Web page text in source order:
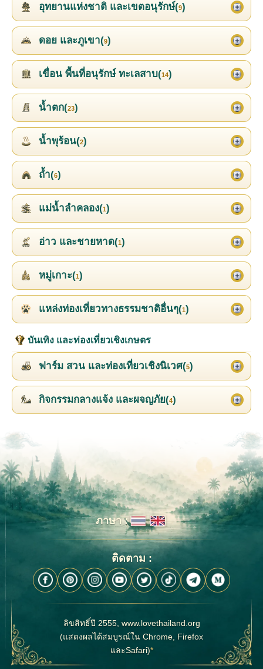
อุทยานแห่งชาติ และเขตอนุรักษ์(9)
ดอย และภูเขา(9)
เขื่อน พื้นที่อนุรักษ์ ทะเลสาบ(14)
น้ำตก(23)
น้ำพุร้อน(2)
ถ้ำ(6)
แม่น้ำลำคลอง(1)
อ่าว และชายหาด(1)
หมู่เกาะ(1)
แหล่งท่องเที่ยวทางธรรมชาติอื่นๆ(1)
บันเทิง และท่องเที่ยวเชิงเกษตร
ฟาร์ม สวน และท่องเที่ยวเชิงนิเวศ(5)
กิจกรรมกลางแจ้ง และผจญภัย(4)
ภาษา :
ติดตาม :
ลิขสิทธิ์ปี 2555, www.lovethailand.org
(แสดงผลได้สมบูรณ์ใน Chrome, Firefox
และSafari)*